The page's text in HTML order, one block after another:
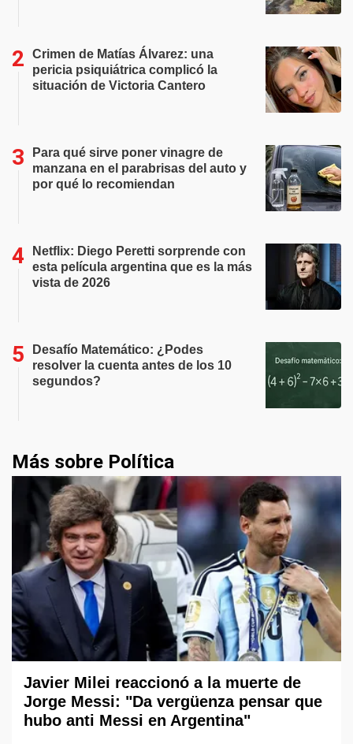
Crimen de Matías Álvarez: una
pericia psiquiátrica complicó la
situación de Victoria Cantero
Para qué sirve poner vinagre de
manzana en el parabrisas del auto y
por qué lo recomiendan
Netflix: Diego Peretti sorprende con
esta película argentina que es la más
vista de 2026
Desafío Matemático: ¿Podes
resolver la cuenta antes de los 10
segundos?
Más sobre Política
Javier Milei reaccionó a la muerte de
Jorge Messi: "Da vergüenza pensar que
hubo anti Messi en Argentina"